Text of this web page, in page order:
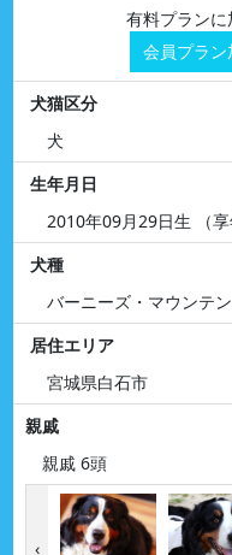
有料プラン
会員プラ
犬猫区分
犬
生年月日
2010年09月29日生 （享
犬種
バーニーズ・マウンテ
居住エリア
宮城県白石市
親戚
親戚 6頭
‹